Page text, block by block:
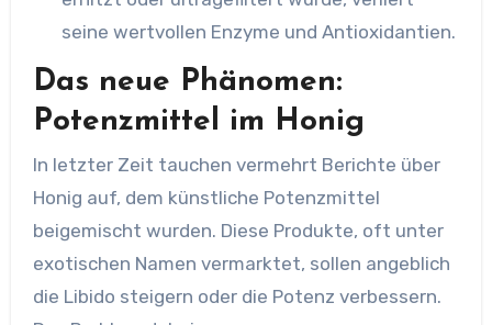
seine wertvollen Enzyme und Antioxidantien.
Das neue Phänomen:
Potenzmittel im Honig
In letzter Zeit tauchen vermehrt Berichte über
Honig auf, dem künstliche Potenzmittel
beigemischt wurden. Diese Produkte, oft unter
exotischen Namen vermarktet, sollen angeblich
die Libido steigern oder die Potenz verbessern.